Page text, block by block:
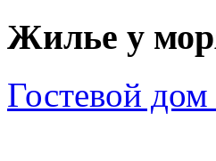
Жилье у
Гостевой